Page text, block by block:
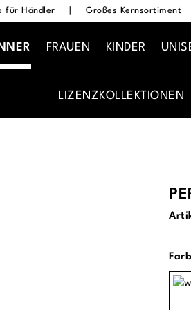
für Händler Großes Kernsortiment
FRAUEN KINDER
LIZENZKOLLEKTIONEN